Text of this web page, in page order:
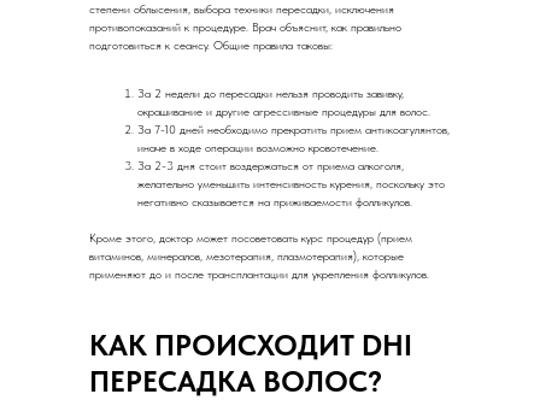
степени облысения, выбора техники пересадки, исключения
противопоказаний к процедуре. Врач объяснит, как правильно
подготовиться к сеансу. Общие правила таковы:
За 2 недели до пересадки нельзя проводить завивку,
окрашивание и другие агрессивные процедуры для волос.
За 7-10 дней необходимо прекратить прием антикоагулянтов,
иначе в ходе операции возможно кровотечение.
За 2-3 дня стоит воздержаться от приема алкоголя,
желательно уменьшить интенсивность курения, поскольку это
негативно сказывается на приживаемости фолликулов.
Кроме этого, доктор может посоветовать курс процедур (прием
витаминов, минералов, мезотерапия, плазмотерапия), которые
применяют до и после трансплантации для укрепления фолликулов.
КАК ПРОИСХОДИТ DHI
ПЕРЕСАДКА ВОЛОС?